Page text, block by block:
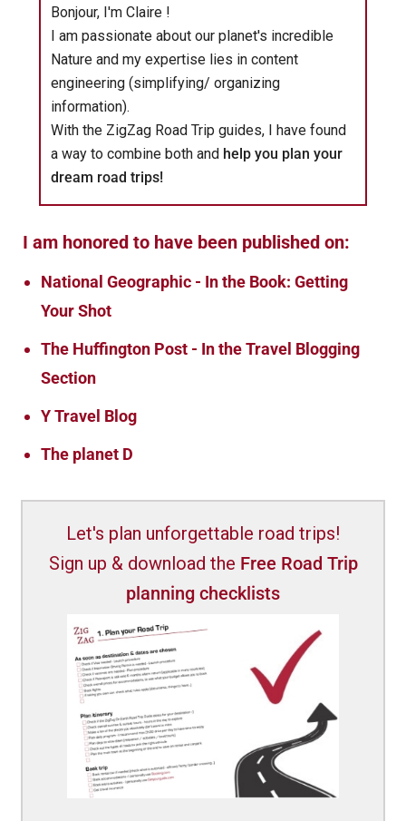
Bonjour, I'm Claire !
I am passionate about our planet's incredible
Nature and my expertise lies in content
engineering (simplifying/ organizing
information).
With the ZigZag Road Trip guides, I have found
a way to combine both and help you plan your
dream road trips!
I am honored to have been published on:
National Geographic - In the Book: Getting
Your Shot
The Huffington Post - In the Travel Blogging
Section
Y Travel Blog
The planet D
Let's plan unforgettable road trips!
Sign up & download the Free Road Trip
planning checklists